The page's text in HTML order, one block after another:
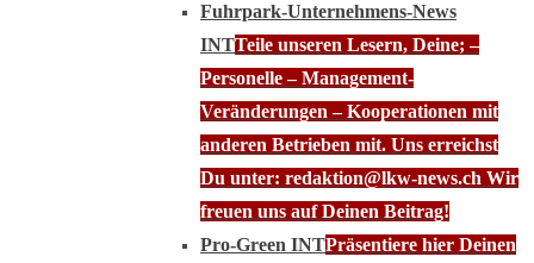
Fuhrpark-Unternehmens-News
INTTeile unseren Lesern, Deine; –
Personelle – Management-
Veränderungen – Kooperationen mit
anderen Betrieben mit. Uns erreichst
Du unter: redaktion@lkw-news.ch Wir
freuen uns auf Deinen Beitrag!
Pro-Green INTPräsentiere hier Deinen